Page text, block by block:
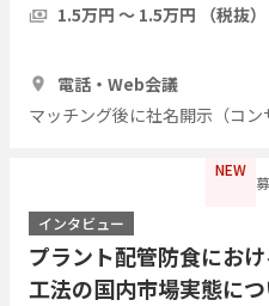
1.5万円 〜 1.5万円 （税抜）
電話・Web会議
マッチング後に社名開示（コン
NEW
インタビュー
プラント配管防食にお
工法の国内市場実態に